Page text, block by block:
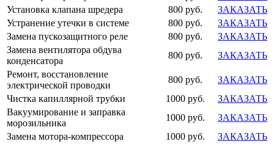
Установка клапана шредера
800 руб.
ЗАКАЗАТЬ
Устранение утечки в системе
800 руб.
ЗАКАЗАТЬ
Замена пускозащитного реле
800 руб.
ЗАКАЗАТЬ
Замена вентилятора обдува
конденсатора
800 руб.
ЗАКАЗАТЬ
Ремонт, восстановление
электрической проводки
800 руб.
ЗАКАЗАТЬ
Чистка капиллярной трубки
1000 руб.
ЗАКАЗАТЬ
Вакуумирование и заправка
морозильника
1000 руб.
ЗАКАЗАТЬ
Замена мотора-компрессора
1000 руб.
ЗАКАЗАТЬ